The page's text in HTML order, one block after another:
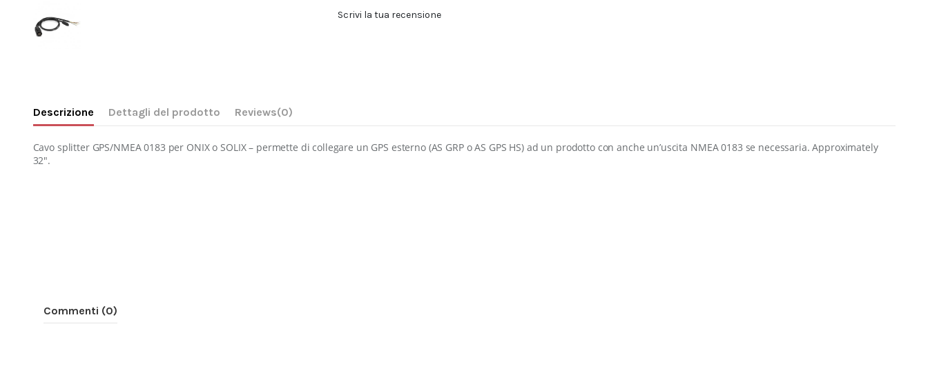
Scrivi la tua recensione
Descrizione Dettagli del prodotto Reviews(0)
Cavo splitter GPS/NMEA 0183 per ONIX o SOLIX – permette di collegare un GPS esterno (AS GRP o AS GPS HS) ad un prodotto con anche un’uscita NMEA 0183 se necessaria. Approximately
32″.
Commenti (0)